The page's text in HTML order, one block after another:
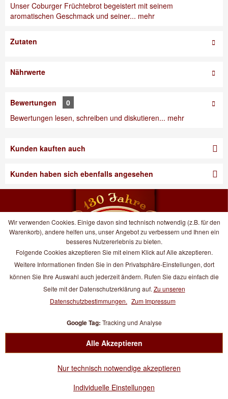
Unser Coburger Früchtebrot begeistert mit seinem
aromatischen Geschmack und seiner... mehr
Zutaten
Nährwerte
Bewertungen
0
Bewertungen lesen, schreiben und diskutieren... mehr
Kunden kauften auch
Kunden haben sich ebenfalls angesehen
Öffnungszeiten
Café und Konditorei
Kundenservice
* Alle Preise inkl. gesetzl. Mehrwertsteuer zzgl.Versandkosten
Wir verwenden Cookies. Einige davon sind technisch notwendig (z.B. für den
Warenkorb), andere helfen uns, unser Angebot zu verbessern und Ihnen ein
besseres Nutzererlebnis zu bieten.
Folgende Cookies akzeptieren Sie mit einem Klick auf Alle akzeptieren.
Weitere Informationen finden Sie in den Privatsphäre-Einstellungen, dort
können Sie Ihre Auswahl auch jederzeit ändern. Rufen Sie dazu einfach die
Seite mit der Datenschutzerklärung auf. Zu unseren
Datenschutzbestimmungen. Zum Impressum
Google Tag: Tracking und Analyse
Individuelle Einstellungen
Nur technisch notwendige akzeptieren
Alle Akzeptieren